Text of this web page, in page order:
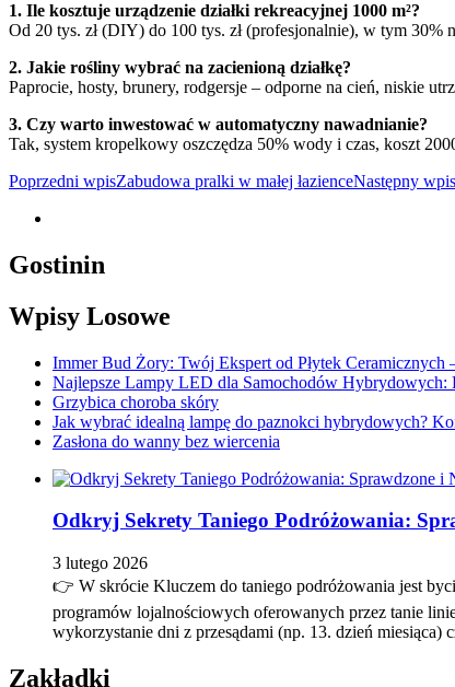
1. Ile kosztuje urządzenie działki rekreacyjnej 1000 m²?
Od 20 tys. zł (DIY) do 100 tys. zł (profesjonalnie), w tym 30%
2. Jakie rośliny wybrać na zacienioną działkę?
Paprocie, hosty, brunery, rodgersje – odporne na cień, niskie
3. Czy warto inwestować w automatyczny nawadnianie?
Tak, system kropelkowy oszczędza 50% wody i czas, koszt
Nawigacja
wpisu
Poprzedni wpisZabudowa pralki w małej łazienceNastępny wpis
Gostinin
Wpisy Losowe
Immer Bud Żory: Twój Ekspert od Płytek Ceramicznych
Najlepsze Lampy LED dla Samochodów Hybrydowych:
Grzybica choroba skóry
Jak wybrać idealną lampę do paznokci hybrydowych?
Zasłona do wanny bez wiercenia
Odkryj Sekrety Taniego Podróżowania:
3 lutego 2026
👉 W skrócie Kluczem do taniego podróżowania jest
programów lojalnościowych oferowanych przez tanie
wykorzystanie dni z przesądami (np. 13. dzień miesiąca)
Zakładki